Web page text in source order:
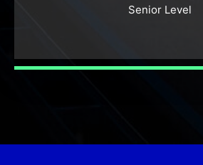
Senior Level